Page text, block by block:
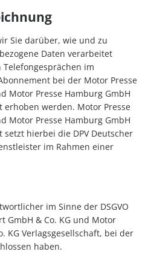
Sie darüber, wie und zu
Daten verarbeitet
im
bei der Motor Presse
Motor Presse Hamburg GmbH
erhoben werden. Motor Presse
Motor Presse Hamburg GmbH
setzt hierbei die DPV Deutscher
im Rahmen einer
im Sinne der DSGVO
GmbH & Co. KG und Motor
KG Verlagsgesellschaft, bei der
haben.